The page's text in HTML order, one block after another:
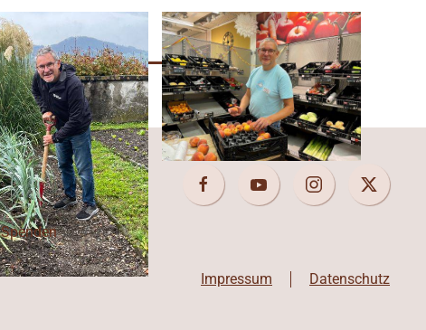
Spenden
Impressum
Datenschutz